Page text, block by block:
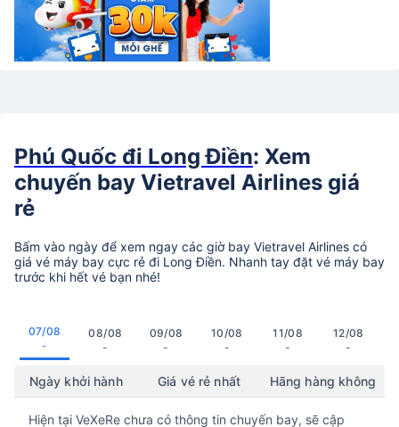
Phú Quốc đi Long Điền: Xem
chuyến bay Vietravel Airlines giá
rẻ
Bấm vào ngày để xem ngay các giờ bay Vietravel Airlines có
giá vé máy bay cực rẻ đi Long Điền. Nhanh tay đặt vé máy bay
trước khi hết vé bạn nhé!
07/08
-
08/08
-
09/08
-
10/08
-
11/08
-
12/08
-
Ngày khởi hành Giá vé rẻ nhất Hãng hàng không
Hiện tại VeXeRe chưa có thông tin chuyến bay, sẽ cập